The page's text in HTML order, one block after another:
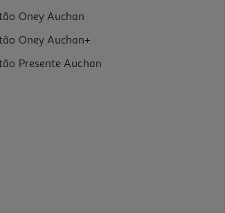
Oney Auchan
Oney Auchan+
Presente Auchan